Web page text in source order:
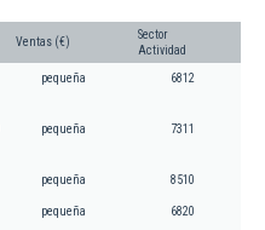
Ventas (€)
Sector
Actividad
pequeña 6812
pequeña 7311
pequeña 8510
pequeña 6820